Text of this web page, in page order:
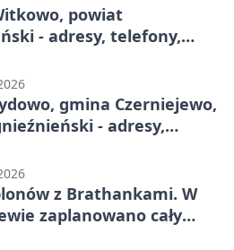
powiat
- adresy, telefony,
gmina Czerniejewo,
- adresy,
z Brathankami. W
zaplanowano cały